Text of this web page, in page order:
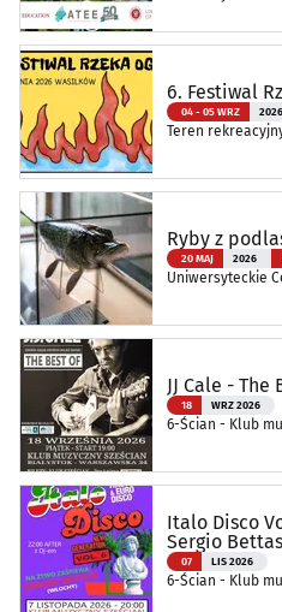
6. Festiwal
04 - 05 WRZ 2026
Teren
Ryby z
20 MAJ 2026
Uniwersyteckie
JJ Cale - The
18 WRZ 2026
6-Ścian - Klub
Italo Disco
Sergio Bettas
07 LIS 2026
6-Ścian - Klub